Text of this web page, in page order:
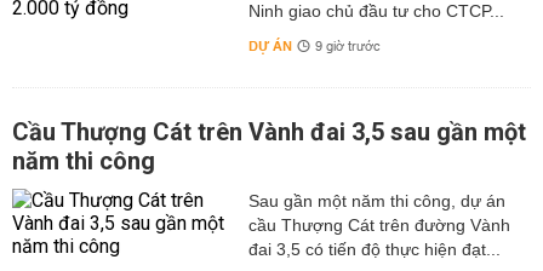
Ninh giao chủ đầu tư cho CTCP...
DỰ ÁN 9 giờ trước
Cầu Thượng Cát trên Vành đai 3,5 sau gần một
năm thi công
Sau gần một năm thi công, dự án
cầu Thượng Cát trên đường Vành
đai 3,5 có tiến độ thực hiện đạt...